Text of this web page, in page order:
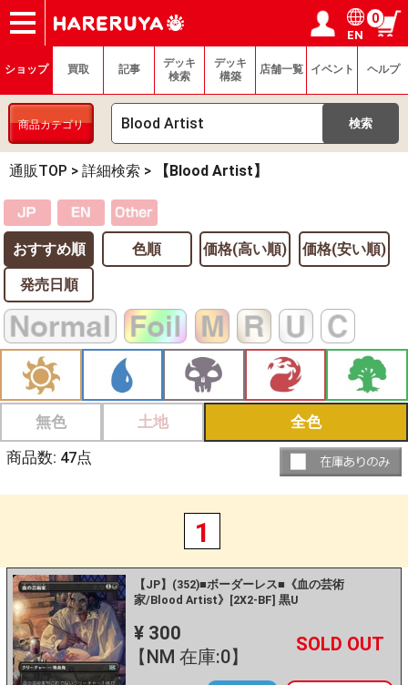
ショップ
買取
記事
デッキ検索
デッキ構築
選手一覧
店舗一覧
イベント
ヘルプ
お問い合わせ ログイン／会員登録
マイページ
EN
0
ショップ 買取 記事
デッキ
検索
デッキ
構築
店舗一覧 イベント ヘルプ
商品カテゴリ
通販TOP > 詳細検索 > 【Blood Artist】
おすすめ順 色順 価格(高い順) 価格(安い順)
発売日順
無色 土地 全色
商品数: 47点
1
【JP】(352)■ボーダーレス■《血の芸術
家/Blood Artist》[2X2-BF] 黒U
¥ 300
【NM 在庫:0】
－ +